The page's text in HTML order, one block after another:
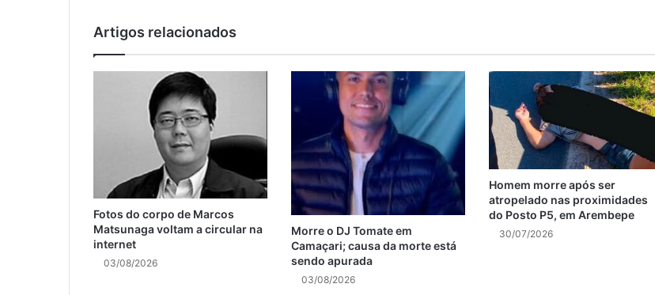
Artigos relacionados
Fotos do corpo de Marcos
Matsunaga voltam a circular na
internet
03/08/2026
Morre o DJ Tomate em
Camaçari; causa da morte está
sendo apurada
03/08/2026
Homem morre após ser
atropelado nas proximidades
do Posto P5, em Arembepe
30/07/2026